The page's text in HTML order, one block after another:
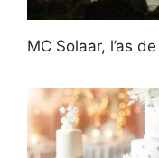
MC Solaar, l’as